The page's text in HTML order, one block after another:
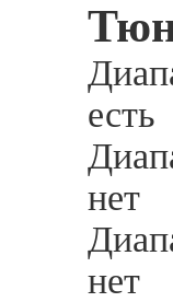
есть
нет
нет